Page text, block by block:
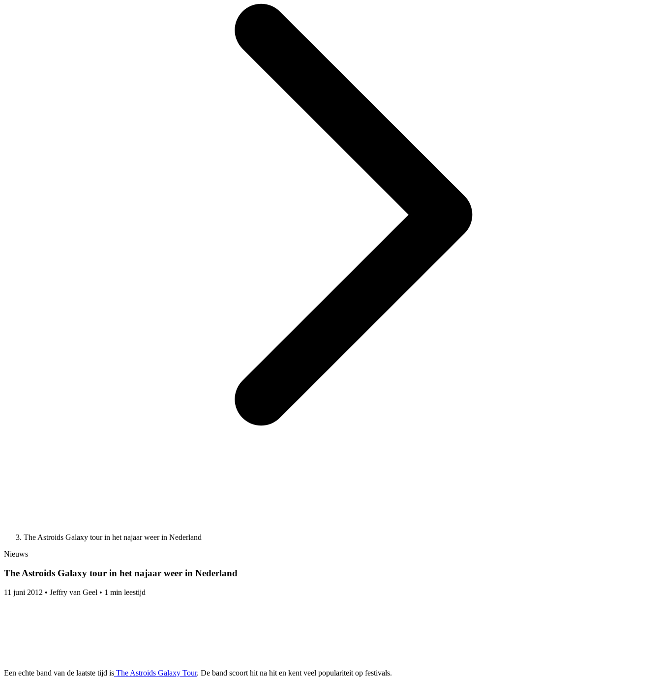
The Astroids Galaxy tour in het najaar weer in Nederland
Nieuws
The Astroids Galaxy tour in het najaar weer in Nederland
11 juni 2012 • Jeffry van Geel • 1 min leestijd
Een echte band van de laatste tijd is The Astroids Galaxy Tour. De band scoort hit na hit en kent veel populariteit op festivals.